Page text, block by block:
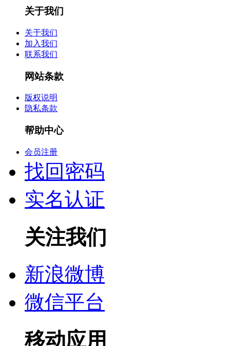
关于我们
关于我们
加入我们
联系我们
网站条款
版权说明
隐私条款
帮助中心
会员注册
找回密码
实名认证
关注我们
新浪微博
微信平台
移动应用